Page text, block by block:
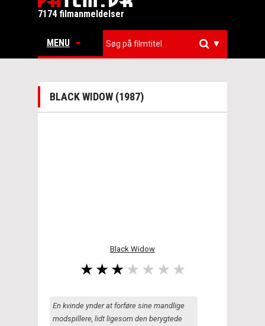
7174 filmanmeldelser
MENU ▼
BLACK WIDOW (1987)
Black Widow
En kvinde ynder at forføre sine mandlige
modspillere, lidt ligesom den berygtede